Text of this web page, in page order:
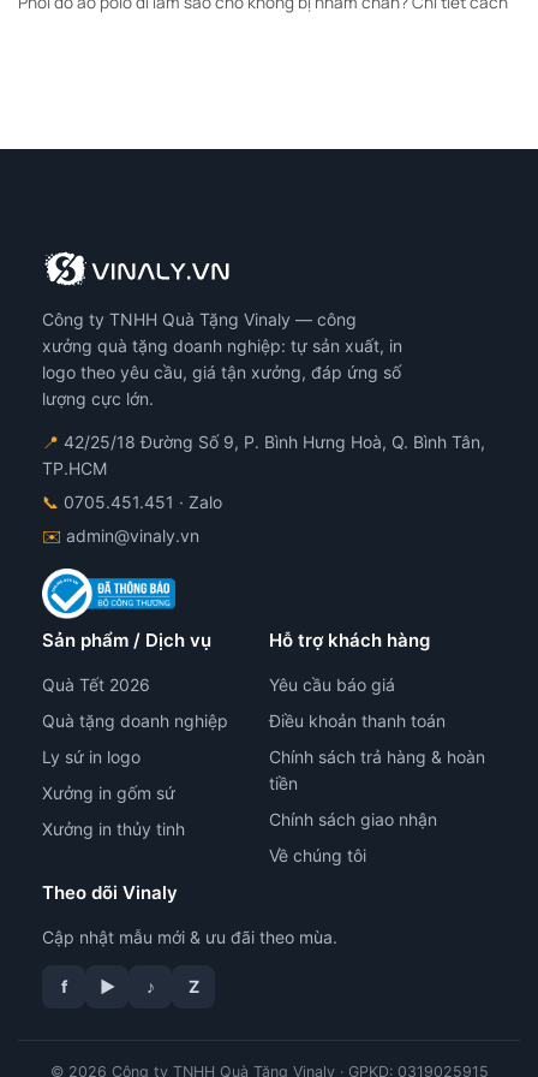
Công ty TNHH Quà Tặng Vinaly — công
xưởng quà tặng doanh nghiệp: tự sản xuất, in
logo theo yêu cầu, giá tận xưởng, đáp ứng số
lượng cực lớn.
📍 42/25/18 Đường Số 9, P. Bình Hưng Hoà, Q. Bình Tân,
TP.HCM
📞 0705.451.451 · Zalo
✉️ admin@vinaly.vn
Sản phẩm / Dịch vụ
Quà Tết 2026
Quà tặng doanh nghiệp
Ly sứ in logo
Xưởng in gốm sứ
Xưởng in thủy tinh
Hỗ trợ khách hàng
Yêu cầu báo giá
Điều khoản thanh toán
Chính sách trả hàng & hoàn
tiền
Chính sách giao nhận
Về chúng tôi
Theo dõi Vinaly
Cập nhật mẫu mới & ưu đãi theo mùa.
f ▶ ♪ Z
© 2026 Công ty TNHH Quà Tặng Vinaly · GPKD: 0319025915